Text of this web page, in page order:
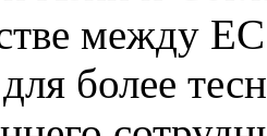
между
более